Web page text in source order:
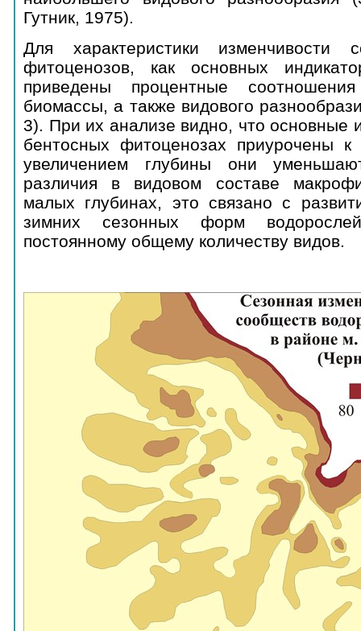
Гутник, 1975).
Для характеристики изменчивости
фитоценозов, как основных
приведены процентные
биомассы, а также видового
3). При их анализе видно, что основные
бентосных фитоценозах приурочены
увеличением глубины они
различия в видовом составе
малых глубинах, это связано с
зимних сезонных форм
постоянному общему количеству видов.